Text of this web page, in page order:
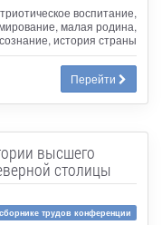
воспитание,
малая родина,
история страны
Перейти
высшего
столицы
трудов конференции